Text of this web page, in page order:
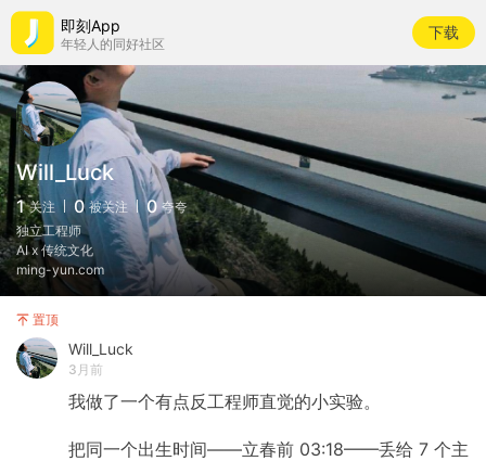
即刻App
年轻人的同好社区
下载
Will_Luck
1 关注 0 被关注 0 夸夸
独立工程师
AI x 传统文化
ming-yun.com
置顶
Will_Luck
3月前
我做了一个有点反工程师直觉的小实验。
把同一个出生时间——立春前 03:18——丢给 7 个主